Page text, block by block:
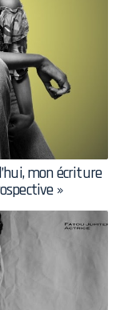
mon écriture
»